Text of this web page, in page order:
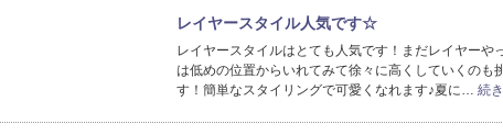
レイヤースタイル人気です☆
レイヤースタイルはとても人気です！まだレイヤーや
は低めの位置からいれてみて徐々に高くしていくのも
す！簡単なスタイリングで可愛くなれます♪夏に… 続